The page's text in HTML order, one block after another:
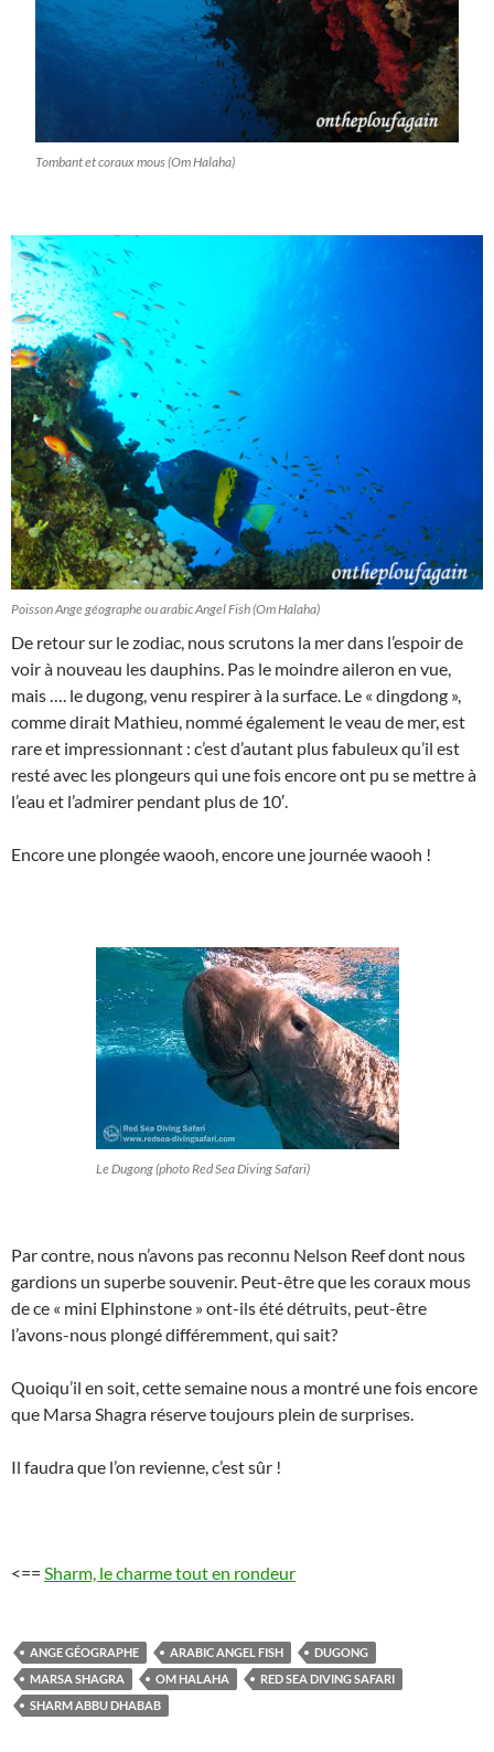
Tombant et coraux mous (Om Halaha)
Poisson Ange géographe ou arabic Angel Fish (Om Halaha)
De retour sur le zodiac, nous scrutons la mer dans l’espoir de
voir à nouveau les dauphins. Pas le moindre aileron en vue,
mais …. le dugong, venu respirer à la surface. Le « dingdong »,
comme dirait Mathieu, nommé également le veau de mer, est
rare et impressionnant : c’est d’autant plus fabuleux qu’il est
resté avec les plongeurs qui une fois encore ont pu se mettre à
l’eau et l’admirer pendant plus de 10′.
Encore une plongée waooh, encore une journée waooh !
Le Dugong (photo Red Sea Diving Safari)
Par contre, nous n’avons pas reconnu Nelson Reef dont nous
gardions un superbe souvenir. Peut-être que les coraux mous
de ce « mini Elphinstone » ont-ils été détruits, peut-être
l’avons-nous plongé différemment, qui sait?
Quoiqu’il en soit, cette semaine nous a montré une fois encore
que Marsa Shagra réserve toujours plein de surprises.
Il faudra que l’on revienne, c’est sûr !
<== Sharm, le charme tout en rondeur
ANGE GÉOGRAPHE ARABIC ANGEL FISH
DUGONG
MARSA SHAGRA
OM HALAHA
RED SEA DIVING SAFARI
SHARM ABBU DHABAB